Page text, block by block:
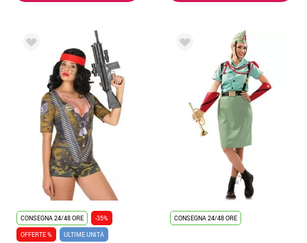
CONSEGNA 24/48 ORE
-35%
OFFERTE %
ULTIME UNITÀ
CONSEGNA 24/48 ORE